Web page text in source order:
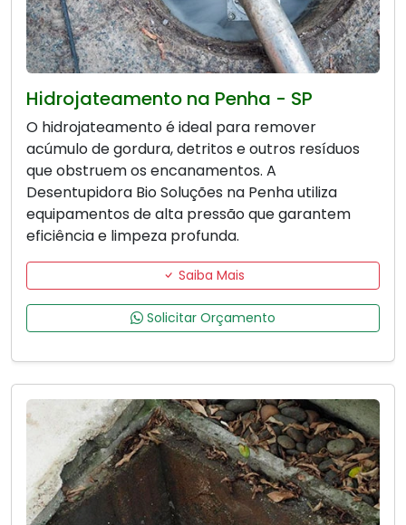
Hidrojateamento na Penha - SP
O hidrojateamento é ideal para remover
acúmulo de gordura, detritos e outros resíduos
que obstruem os encanamentos. A
Desentupidora Bio Soluções na Penha utiliza
equipamentos de alta pressão que garantem
eficiência e limpeza profunda.
Saiba Mais
Solicitar Orçamento